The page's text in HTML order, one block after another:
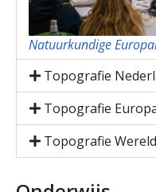
Natuurkundige
Topografie
Topografie
Topografie Wereld